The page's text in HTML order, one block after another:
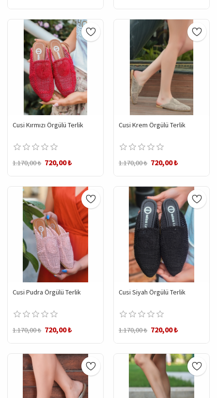
Cusi Kırmızı Örgülü Terlik
1.170,00 ₺ 720,00 ₺
Cusi Krem Örgülü Terlik
1.170,00 ₺ 720,00 ₺
Cusi Pudra Örgülü Terlik
1.170,00 ₺ 720,00 ₺
Cusi Siyah Örgülü Terlik
1.170,00 ₺ 720,00 ₺